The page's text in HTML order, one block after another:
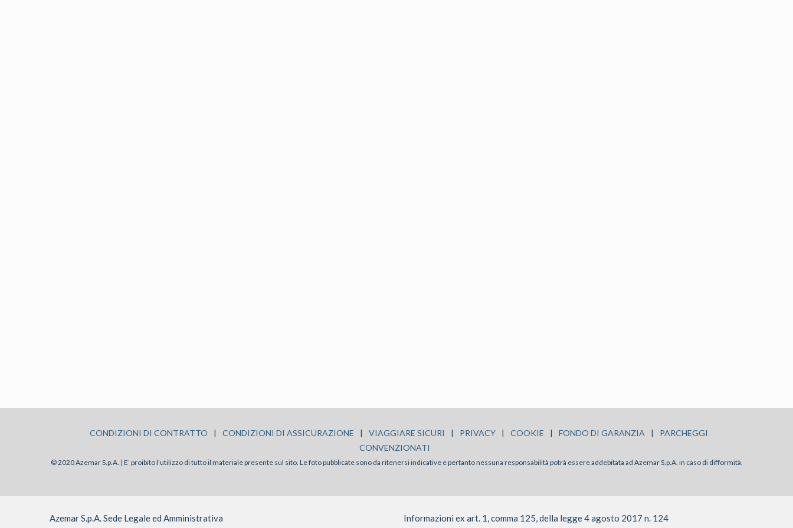
CONDIZIONI DI CONTRATTO | CONDIZIONI DI ASSICURAZIONE | VIAGGIARE SICURI | PRIVACY | COOKIE | FONDO DI GARANZIA |
PARCHEGGI
CONVENZIONATI
© 2020 Azemar S.p.A. | E’ proibito l’utilizzo di tutto il materiale presente sul sito. Le foto pubblicate sono da ritenersi indicative e pertanto nessuna responsabilità potrà essere addebitata ad Azemar S.p.A. in caso di difformità.
Azemar S.p.A. Sede Legale ed Amministrativa
Informazioni ex art. 1, comma 125, della legge 4 agosto 2017 n. 124